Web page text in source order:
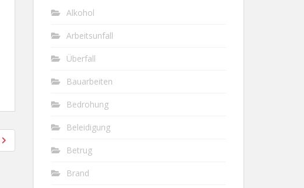
Alkohol
Arbeitsunfall
Überfall
Bauarbeiten
Bedrohung
Beleidigung
Betrug
Brand